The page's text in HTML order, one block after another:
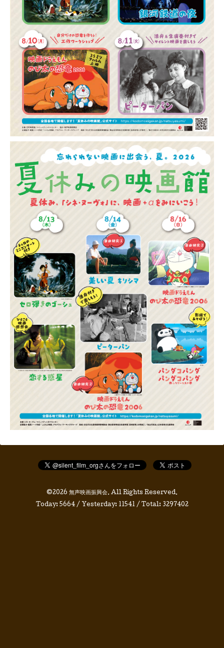
©2026 無声映画振興会. All Rights Reserved.
Today: 5664/ Yesterday: 11541/ Total: 3297402